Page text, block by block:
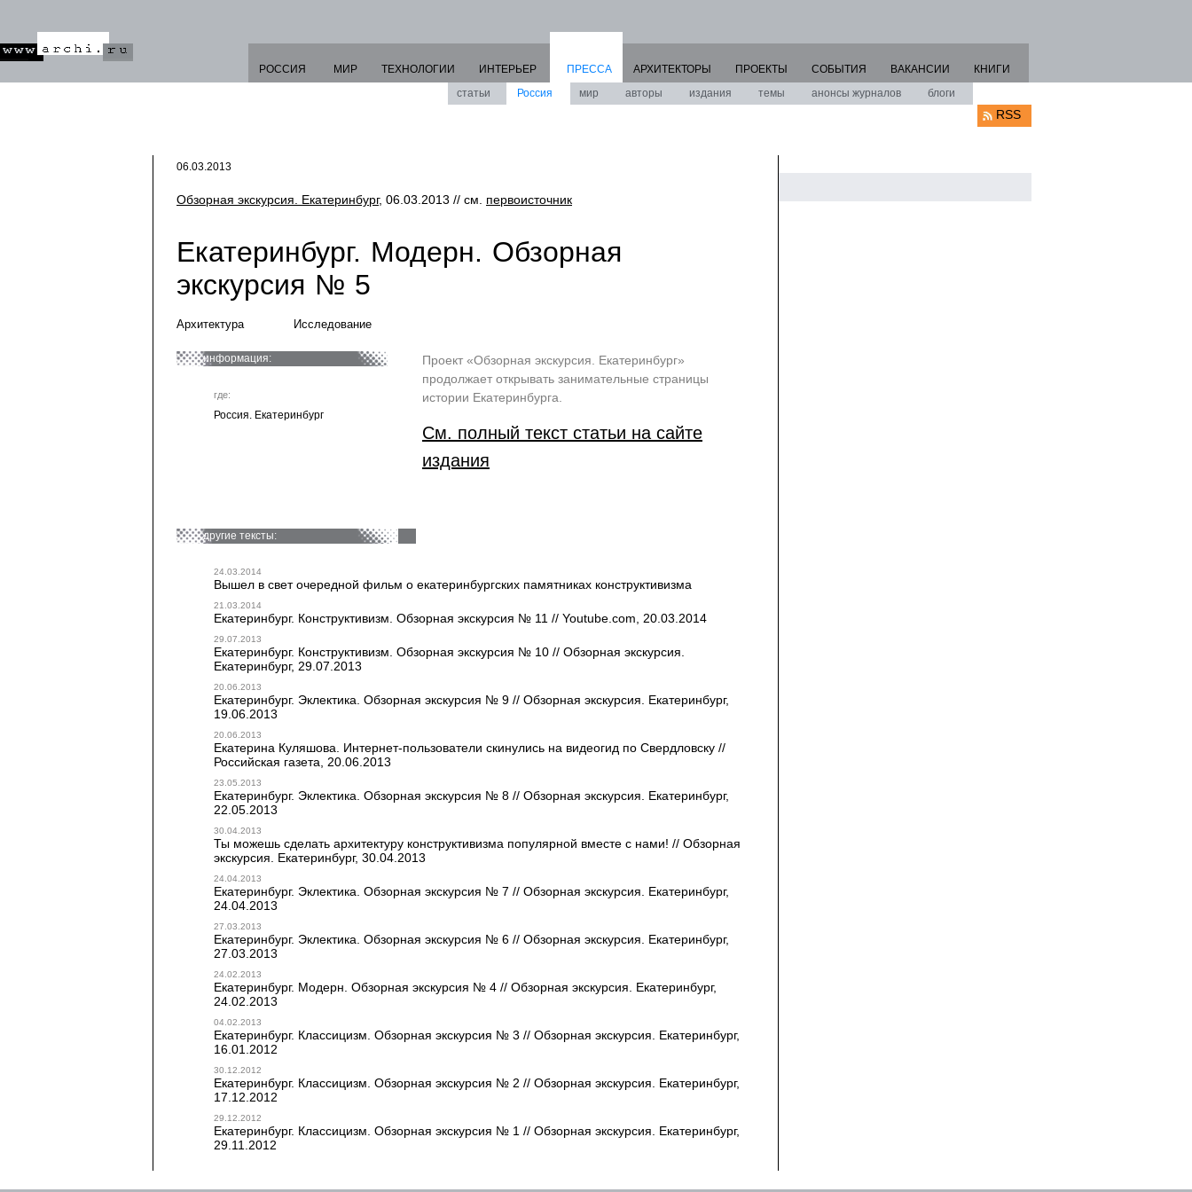
РОССИЯ МИР ТЕХНОЛОГИИ ИНТЕРЬЕР
ПРЕССА
статьи
Россия мир авторы издания темы анонсы журналов блоги
АРХИТЕКТОРЫ ПРОЕКТЫ СОБЫТИЯ ВАКАНСИИ КНИГИ
RSS
06.03.2013
Обзорная экскурсия. Екатеринбург, 06.03.2013 // см. первоисточник
Екатеринбург. Модерн. Обзорная
экскурсия № 5
Архитектура Исследование
информация:
где:
Россия. Екатеринбург
Проект «Обзорная экскурсия. Екатеринбург»
продолжает открывать занимательные страницы
истории Екатеринбурга.
См. полный текст статьи на сайте
издания
другие тексты:
24.03.2014
Вышел в свет очередной фильм о екатеринбургских памятниках конструктивизма
21.03.2014
Екатеринбург. Конструктивизм. Обзорная экскурсия № 11 // Youtube.com, 20.03.2014
29.07.2013
Екатеринбург. Конструктивизм. Обзорная экскурсия № 10 // Обзорная экскурсия.
Екатеринбург, 29.07.2013
20.06.2013
Екатеринбург. Эклектика. Обзорная экскурсия № 9 // Обзорная экскурсия. Екатеринбург,
19.06.2013
20.06.2013
Екатерина Куляшова. Интернет-пользователи скинулись на видеогид по Свердловску //
Российская газета, 20.06.2013
23.05.2013
Екатеринбург. Эклектика. Обзорная экскурсия № 8 // Обзорная экскурсия. Екатеринбург,
22.05.2013
30.04.2013
Ты можешь сделать архитектуру конструктивизма популярной вместе с нами! // Обзорная
экскурсия. Екатеринбург, 30.04.2013
24.04.2013
Екатеринбург. Эклектика. Обзорная экскурсия № 7 // Обзорная экскурсия. Екатеринбург,
24.04.2013
27.03.2013
Екатеринбург. Эклектика. Обзорная экскурсия № 6 // Обзорная экскурсия. Екатеринбург,
27.03.2013
24.02.2013
Екатеринбург. Модерн. Обзорная экскурсия № 4 // Обзорная экскурсия. Екатеринбург,
24.02.2013
04.02.2013
Екатеринбург. Классицизм. Обзорная экскурсия № 3 // Обзорная экскурсия. Екатеринбург,
16.01.2012
30.12.2012
Екатеринбург. Классицизм. Обзорная экскурсия № 2 // Обзорная экскурсия. Екатеринбург,
17.12.2012
29.12.2012
Екатеринбург. Классицизм. Обзорная экскурсия № 1 // Обзорная экскурсия. Екатеринбург,
29.11.2012